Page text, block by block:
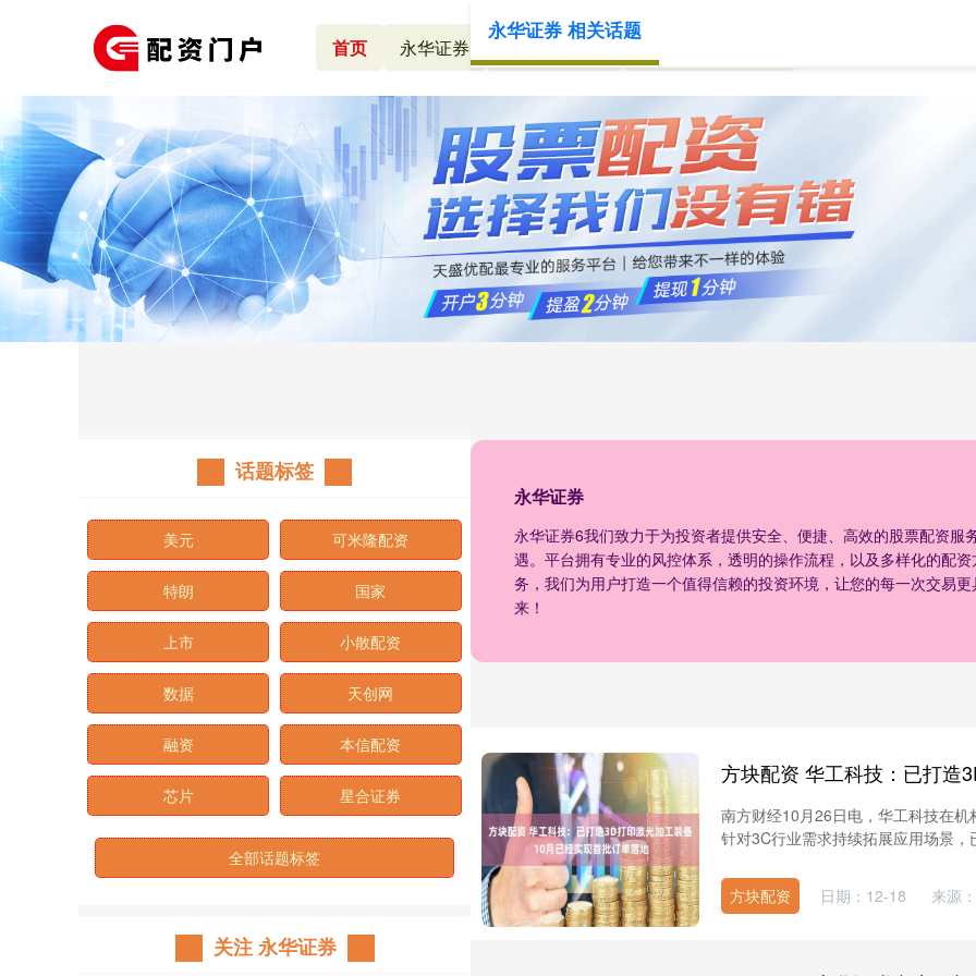
首页 永华证券 国内实盘交易 正规股票交易平台
永华证券
永华证券6我们致力于为投资者提供安全、便捷、高效的股票配资
遇。平台拥有专业的风控体系，透明的操作流程，以及多样化的配
务，我们为用户打造一个值得信赖的投资环境，让您的每一次交易
来！
永华证券 相关话题
南方财经10月26日电，华工科技在
针对3C行业需求持续拓展应用场景
方块配资 日期：12-18 来源
话题标签
美元 可米隆配资
特朗 国家
上市 小散配资
数据 天创网
融资 本信配资
芯片 星合证券
全部话题标签
关注 永华证券